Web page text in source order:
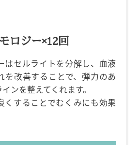
ロジー×12回
はセルライトを分解し、血液
を改善することで、弾力のあ
ンを整えてくれます。
くすることでむくみにも効果